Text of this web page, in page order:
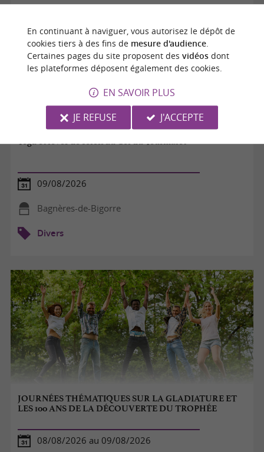
Yoga et lever de soleil au Col du Tourmalet
09/08/2026
Bagnères-de-Bigorre
Divers
JOURNÉES THÉMATIQUES SUR LA GLADIATURE ET
LES 100 ANS DE LA DÉCOUVERTE DU TROPHÉE
08/08/2026 au 09/08/2026
En continuant à naviguer, vous autorisez le dépôt de
cookies tiers à des fins de mesure d'audience.
Certaines pages du site proposent des vidéosdont
les plateformes déposent également des cookies.
EN SAVOIR PLUS
JE REFUSE
J'ACCEPTE